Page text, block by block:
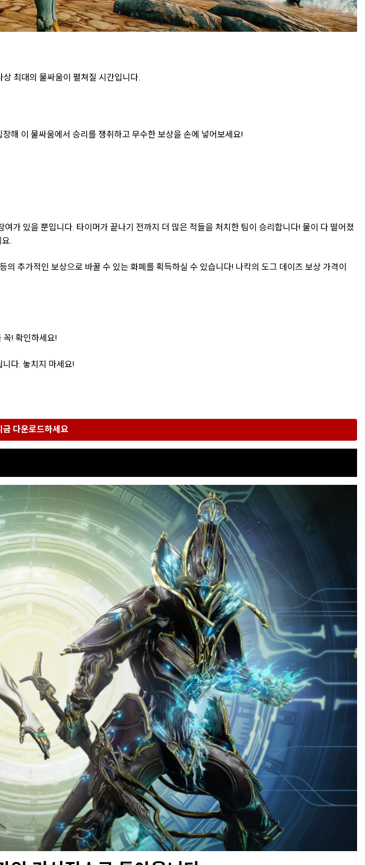
최대의 물싸움이 펼쳐질 시간입니다.
해 이 물싸움에서 승리를 쟁취하고 무수한 보상을 손에 넣어보세요!
가 있을 뿐입니다. 타이머가 끝나기 전까지 더 많은 적들을 처치한 팀이 승리합니다! 물이 다 떨어졌
.
추가적인 보상으로 바꿀 수 있는 화폐를 획득하실 수 있습니다! 나칵의 도그 데이즈 보상 가격이
꼭! 확인하세요!
다. 놓치지 마세요!
금 다운로드하세요